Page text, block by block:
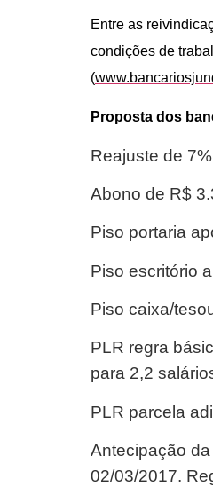
Entre as
condições de
(
Proposta dos
Reajuste de
Abono de R$
Piso portaria
Piso escritório
Piso caixa/
PLR regra
para 2,2
PLR parcela
Antecipação
02/03/2017.